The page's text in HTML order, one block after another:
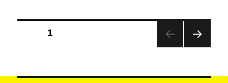
Pagination
1
ANT